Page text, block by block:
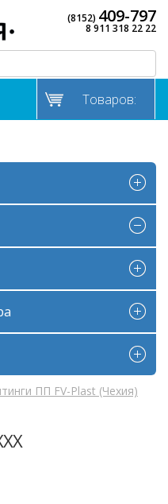
(8152) 409-797
8 911 318 22 22
Товаров:
ПП FV-Plast (Чехия)